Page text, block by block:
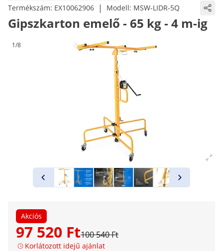
Termékszám: EX10062906 | Modell: MSW-LIDR-5Q
Gipszkarton emelő - 65 kg - 4 m-ig
1/8
Akciós
97 520 Ft100 540 Ft
Korlátozott idejű ajánlat